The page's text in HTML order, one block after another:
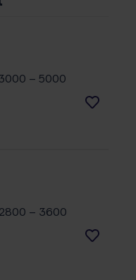
– 5000
2800 – 3600